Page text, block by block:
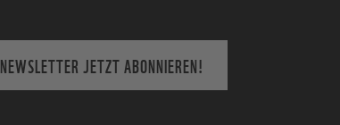
NEWSLETTER JETZT ABONNIEREN!